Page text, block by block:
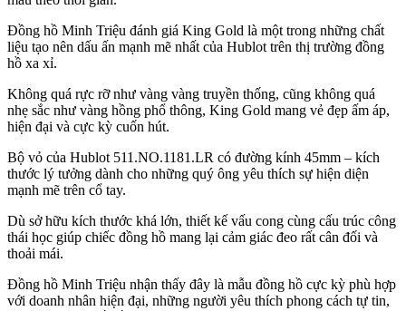
Đồng hồ Minh Triệu đánh giá King Gold là một trong những chất
liệu tạo nên dấu ấn mạnh mẽ nhất của Hublot trên thị trường đồng
hồ xa xỉ.
Không quá rực rỡ như vàng vàng truyền thống, cũng không quá
nhẹ sắc như vàng hồng phổ thông, King Gold mang vẻ đẹp ấm áp,
hiện đại và cực kỳ cuốn hút.
Bộ vỏ của Hublot 511.NO.1181.LR có đường kính 45mm – kích
thước lý tưởng dành cho những quý ông yêu thích sự hiện diện
mạnh mẽ trên cổ tay.
Dù sở hữu kích thước khá lớn, thiết kế vấu cong cùng cấu trúc công
thái học giúp chiếc đồng hồ mang lại cảm giác đeo rất cân đối và
thoải mái.
Đồng hồ Minh Triệu nhận thấy đây là mẫu đồng hồ cực kỳ phù hợp
với doanh nhân hiện đại, những người yêu thích phong cách tự tin,